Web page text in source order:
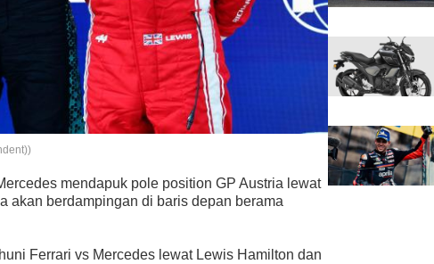
mendapuk pole position GP Austria lewat
akan berdampingan di baris depan berama
Ferrari vs Mercedes lewat Lewis Hamilton dan